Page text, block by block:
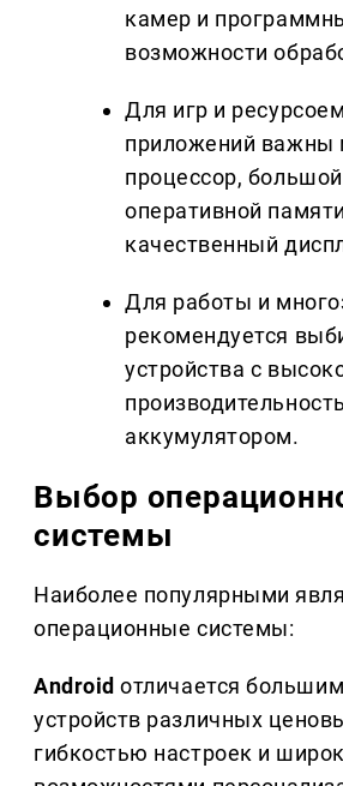
камер и
возможности
Для игр и
приложений
процессор,
оперативной
качественный
Для работы и
рекомендуется
устройства с
аккумулятором.
Выбор
системы
Наиболее популярными
операционные системы:
Android отличается
устройств различных
гибкостью настроек и